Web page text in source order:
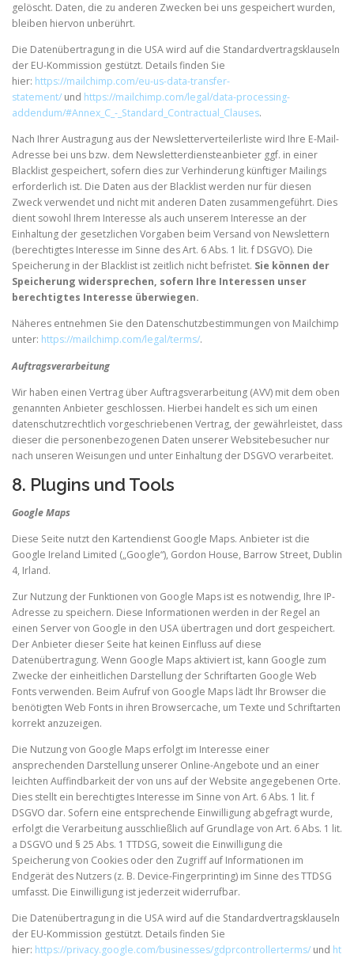
gelöscht. Daten, die zu anderen Zwecken bei uns gespeichert wurden,
bleiben hiervon unberührt.
Die Datenübertragung in die USA wird auf die Standardvertragsklauseln
der EU-Kommission gestützt. Details finden Sie
hier: https://mailchimp.com/eu-us-data-transfer-
statement/ und https://mailchimp.com/legal/data-processing-
addendum/#Annex_C_-_Standard_Contractual_Clauses.
Nach Ihrer Austragung aus der Newsletterverteilerliste wird Ihre E-Mail-
Adresse bei uns bzw. dem Newsletterdiensteanbieter ggf. in einer
Blacklist gespeichert, sofern dies zur Verhinderung künftiger Mailings
erforderlich ist. Die Daten aus der Blacklist werden nur für diesen
Zweck verwendet und nicht mit anderen Daten zusammengeführt. Dies
dient sowohl Ihrem Interesse als auch unserem Interesse an der
Einhaltung der gesetzlichen Vorgaben beim Versand von Newslettern
(berechtigtes Interesse im Sinne des Art. 6 Abs. 1 lit. f DSGVO). Die
Speicherung in der Blacklist ist zeitlich nicht befristet. Sie können der
Speicherung widersprechen, sofern Ihre Interessen unser
berechtigtes Interesse überwiegen.
Näheres entnehmen Sie den Datenschutzbestimmungen von Mailchimp
unter: https://mailchimp.com/legal/terms/.
Auftragsverarbeitung
Wir haben einen Vertrag über Auftragsverarbeitung (AVV) mit dem oben
genannten Anbieter geschlossen. Hierbei handelt es sich um einen
datenschutzrechtlich vorgeschriebenen Vertrag, der gewährleistet, dass
dieser die personenbezogenen Daten unserer Websitebesucher nur
nach unseren Weisungen und unter Einhaltung der DSGVO verarbeitet.
8. Plugins und Tools
Google Maps
Diese Seite nutzt den Kartendienst Google Maps. Anbieter ist die
Google Ireland Limited („Google“), Gordon House, Barrow Street, Dublin
4, Irland.
Zur Nutzung der Funktionen von Google Maps ist es notwendig, Ihre IP-
Adresse zu speichern. Diese Informationen werden in der Regel an
einen Server von Google in den USA übertragen und dort gespeichert.
Der Anbieter dieser Seite hat keinen Einfluss auf diese
Datenübertragung. Wenn Google Maps aktiviert ist, kann Google zum
Zwecke der einheitlichen Darstellung der Schriftarten Google Web
Fonts verwenden. Beim Aufruf von Google Maps lädt Ihr Browser die
benötigten Web Fonts in ihren Browsercache, um Texte und Schriftarten
korrekt anzuzeigen.
Die Nutzung von Google Maps erfolgt im Interesse einer
ansprechenden Darstellung unserer Online-Angebote und an einer
leichten Auffindbarkeit der von uns auf der Website angegebenen Orte.
Dies stellt ein berechtigtes Interesse im Sinne von Art. 6 Abs. 1 lit. f
DSGVO dar. Sofern eine entsprechende Einwilligung abgefragt wurde,
erfolgt die Verarbeitung ausschließlich auf Grundlage von Art. 6 Abs. 1 lit.
a DSGVO und § 25 Abs. 1 TTDSG, soweit die Einwilligung die
Speicherung von Cookies oder den Zugriff auf Informationen im
Endgerät des Nutzers (z. B. Device-Fingerprinting) im Sinne des TTDSG
umfasst. Die Einwilligung ist jederzeit widerrufbar.
Die Datenübertragung in die USA wird auf die Standardvertragsklauseln
der EU-Kommission gestützt. Details finden Sie
hier: https://privacy.google.com/businesses/gdprcontrollerterms/ und ht